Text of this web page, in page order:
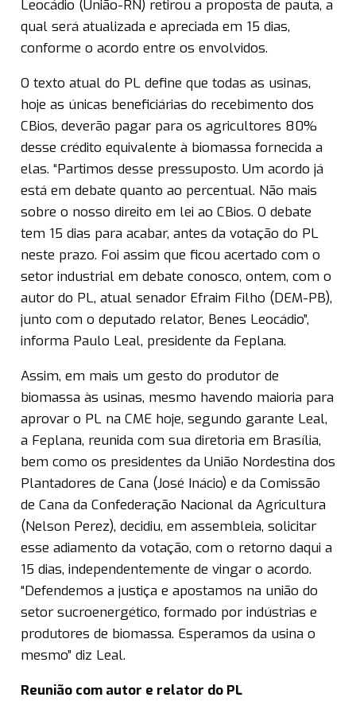
Leocádio (União-RN) retirou a proposta de pauta, a
qual será atualizada e apreciada em 15 dias,
conforme o acordo entre os envolvidos.
O texto atual do PL define que todas as usinas,
hoje as únicas beneficiárias do recebimento dos
CBios, deverão pagar para os agricultores 80%
desse crédito equivalente à biomassa fornecida a
elas. “Partimos desse pressuposto. Um acordo já
está em debate quanto ao percentual. Não mais
sobre o nosso direito em lei ao CBios. O debate
tem 15 dias para acabar, antes da votação do PL
neste prazo. Foi assim que ficou acertado com o
setor industrial em debate conosco, ontem, com o
autor do PL, atual senador Efraim Filho (DEM-PB),
junto com o deputado relator, Benes Leocádio”,
informa Paulo Leal, presidente da Feplana.
Assim, em mais um gesto do produtor de
biomassa às usinas, mesmo havendo maioria para
aprovar o PL na CME hoje, segundo garante Leal,
a Feplana, reunida com sua diretoria em Brasília,
bem como os presidentes da União Nordestina dos
Plantadores de Cana (José Inácio) e da Comissão
de Cana da Confederação Nacional da Agricultura
(Nelson Perez), decidiu, em assembleia, solicitar
esse adiamento da votação, com o retorno daqui a
15 dias, independentemente de vingar o acordo.
“Defendemos a justiça e apostamos na união do
setor sucroenergético, formado por indústrias e
produtores de biomassa. Esperamos da usina o
mesmo” diz Leal.
Reunião com autor e relator do PL